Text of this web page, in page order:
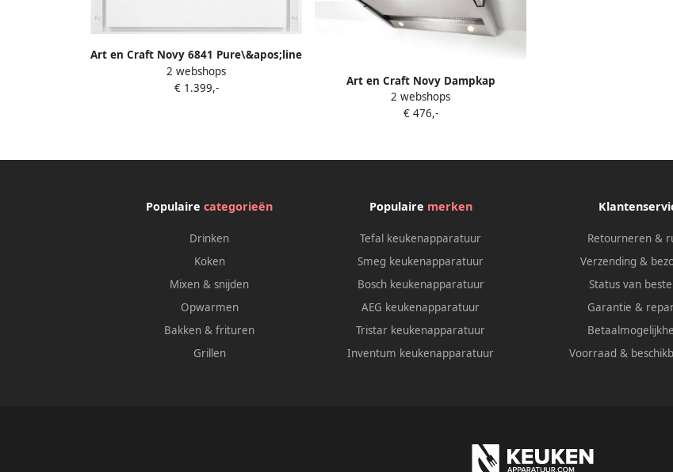
Art en Craft Novy 6841 Pure\&apos;line
dampkap
2 webshops
€ 1.399,-
Art en Craft Novy Dampkap
Telescopisch 655
2 webshops
€ 476,-
Populairecategorieën
Drinken
Koken
Mixen & snijden
Opwarmen
Bakken & frituren
Grillen
Populaire merken
Tefal keukenapparatuur
Smeg keukenapparatuur
Bosch keukenapparatuur
AEG keukenapparatuur
Tristar keukenapparatuur
Inventum keukenapparatuur
Retourneren &
Verzending &
Status van
Garantie &
Voorraad &